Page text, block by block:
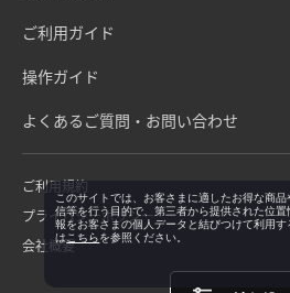
ご利用ガイド
操作ガイド
よくあるご質問・お問い合わせ
ご利用規約
プライバシーポリシー
会社概要
このサイトでは、お客さまに適したお得な商
信等を行う目的で、第三者から提供された位
報をお客さまの個人データと結びつけて利用す
はこちらを参照ください。